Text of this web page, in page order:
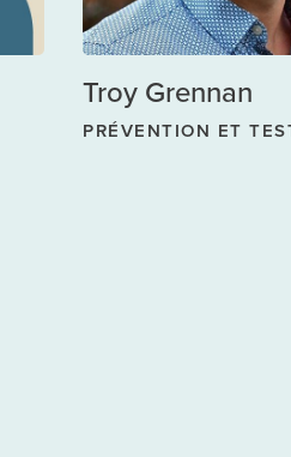
Troy Grennan
PRÉVENTION ET